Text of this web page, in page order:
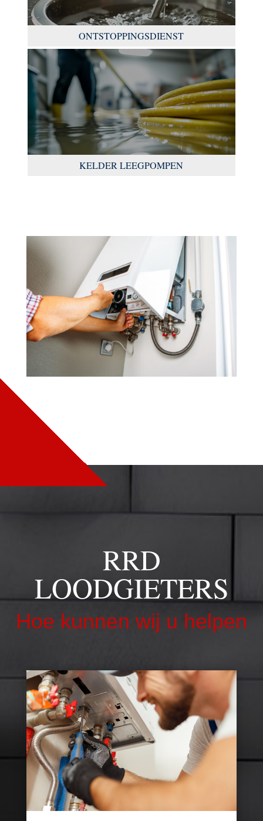
ONTSTOPPINGSDIENST
KELDER LEEGPOMPEN
RRD
LOODGIETERS
Hoe kunnen wij u helpen